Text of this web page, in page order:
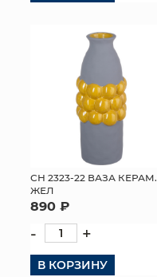
СН 2323-22 ВАЗА КЕРАМ.
ЖЕЛ
890 ₽
- +
В КОРЗИНУ